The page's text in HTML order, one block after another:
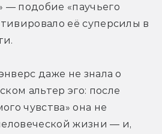
— подобие «паучьего
её суперсилы в
даже не знала о
альтер эго: после
чувства» она не
жизни — и,